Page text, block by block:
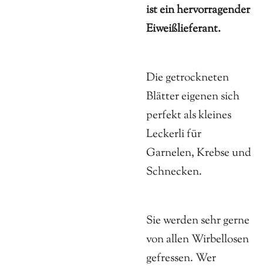
ist ein hervorragender
Eiweißlieferant.
Die getrockneten
Blätter eigenen sich
perfekt als kleines
Leckerli für
Garnelen, Krebse und
Schnecken.
Sie werden sehr gerne
von allen Wirbellosen
gefressen. Wer